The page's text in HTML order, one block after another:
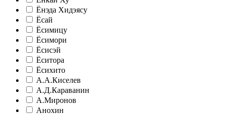
Ёнэда Хидэясу
Ёсай
Ёсимицу
Ёсимори
Ёсисэй
Ёситора
Ёсихито
А.А.Киселев
А.Д.Караванин
А.Миронов
Анохин